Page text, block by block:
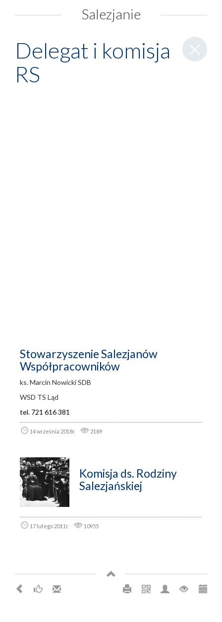
Salezjanie
Zamknij
wpis
Delegat i komisja
RS
Stowarzyszenie Salezjanów
Współpracowników
ks. Marcin Nowicki SDB
WSD TS Ląd
tel. 721 616 381
14 września 2018r. 2189
Komisja ds. Rodziny
Salezjańskiej
17 lutego 2011r. 10955